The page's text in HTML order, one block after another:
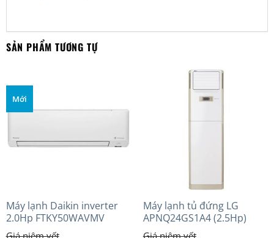
SẢN PHẨM TƯƠNG TỰ
Mới
Máy lạnh Daikin inverter
2.0Hp FTKY50WAVMV
Máy lạnh tủ đứng LG
APNQ24GS1A4 (2.5Hp)
Inverter